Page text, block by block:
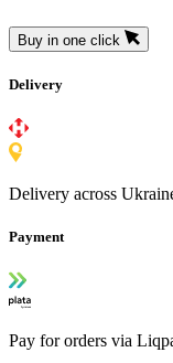
Buy in one click
Delivery
Delivery across
Payment
Pay for orders via